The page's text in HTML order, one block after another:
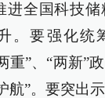
进全国科技
。要强化统
重”、“两新”
航”。要突出